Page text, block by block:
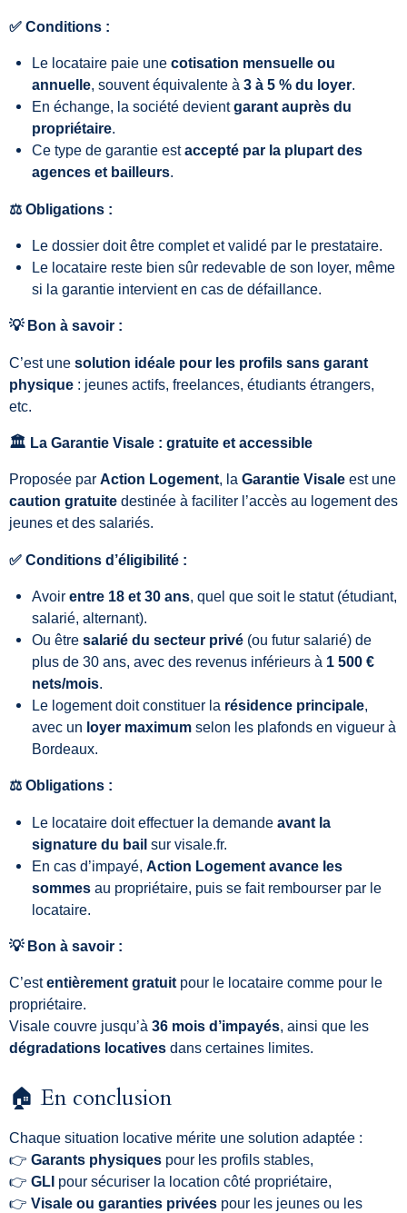
✅ Conditions :
Le locataire paie une cotisation mensuelle ou
annuelle, souvent équivalente à 3 à 5 % du loyer.
En échange, la société devientgarant auprès du
propriétaire.
Ce type de garantie estaccepté par la plupart des
agences et bailleurs.
⚖️ Obligations :
Le dossier doit être complet et validé par le prestataire.
Le locataire reste bien sûr redevable de son loyer, même
si la garantie intervient en cas de défaillance.
💡 Bon à savoir :
C’est une solution idéale pour les profils sans garant
physique : jeunes actifs, freelances, étudiants étrangers,
etc.
🏛️ La Garantie Visale : gratuite et accessible
Proposée par Action Logement, la Garantie Visale est une
caution gratuite destinée à faciliter l’accès au logement des
jeunes et des salariés.
✅ Conditions d’éligibilité :
Avoir entre 18 et 30 ans, quel que soit le statut (étudiant,
salarié, alternant).
Ou être salarié du secteur privé(ou futur salarié) de
plus de 30 ans, avec des revenus inférieurs à 1 500 €
nets/mois.
Le logement doit constituer la résidence principale,
avec un loyer maximumselon les plafonds en vigueur à
Bordeaux.
⚖️ Obligations :
Le locataire doit effectuer la demande avant la
signature du bailsur visale.fr.
En cas d’impayé, Action Logement avance les
sommesau propriétaire, puis se fait rembourser par le
locataire.
💡 Bon à savoir :
C’estentièrement gratuit pour le locataire comme pour le
propriétaire.
Visale couvre jusqu’à 36 mois d’impayés, ainsi que les
dégradations locatives dans certaines limites.
🏠 En conclusion
Chaque situation locative mérite une solution adaptée :
👉 Garants physiques pour les profils stables,
👉 GLI pour sécuriser la location côté propriétaire,
👉 Visale ou garanties privées pour les jeunes ou les